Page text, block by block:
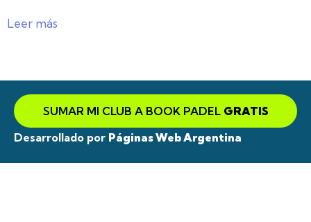
Leer más
SUMAR MI CLUB A BOOK PADEL GRATIS
Desarrollado por Páginas Web Argentina